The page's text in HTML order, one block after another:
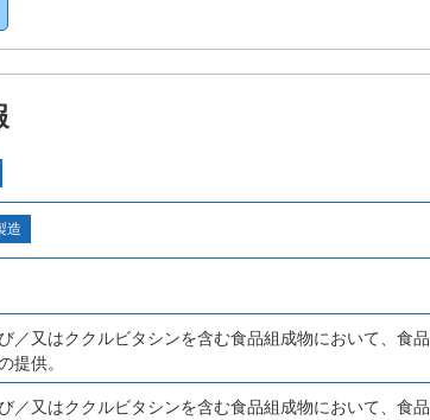
造
／又はククルビタシンを含む食品組成物において、食
提供。
／又はククルビタシンを含む食品組成物において、食